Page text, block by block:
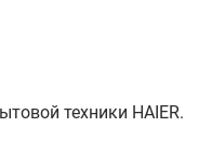
техники HAIER.